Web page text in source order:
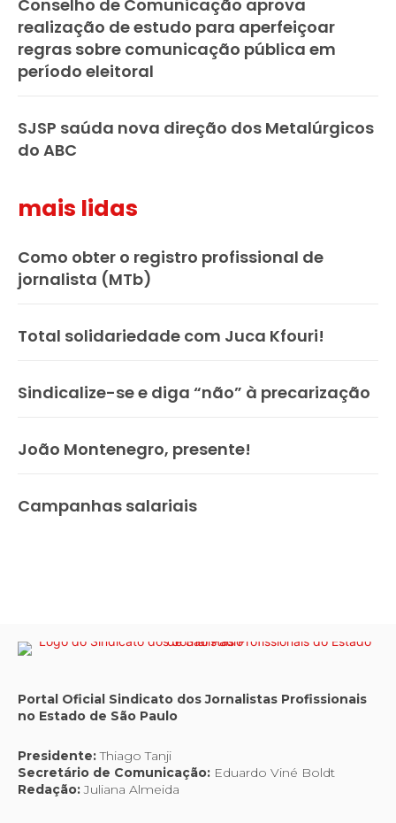
Conselho de Comunicação aprova
realização de estudo para aperfeiçoar
regras sobre comunicação pública em
período eleitoral
SJSP saúda nova direção dos Metalúrgicos
do ABC
mais lidas
Como obter o registro profissional de
jornalista (MTb)
Total solidariedade com Juca Kfouri!
Sindicalize-se e diga “não” à precarização
João Montenegro, presente!
Campanhas salariais
Portal Oficial Sindicato dos Jornalistas Profissionais
no Estado de São Paulo
Presidente:Thiago Tanji
Secretário de Comunicação: Eduardo Viné Boldt
Redação:Juliana Almeida